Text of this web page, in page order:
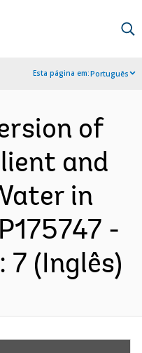
Esta página em:Português
of
and
in
-
7 (Inglês)